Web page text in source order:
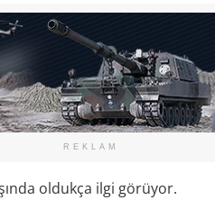
REKLAM
oldukça ilgi görüyor.